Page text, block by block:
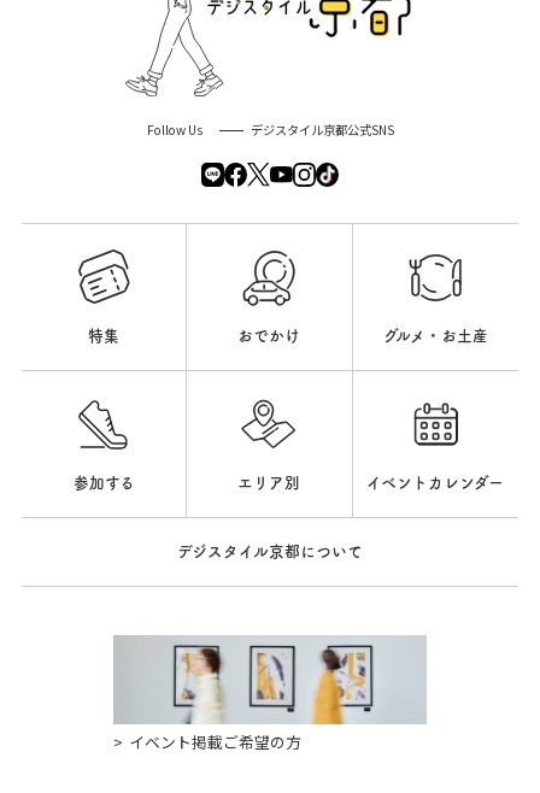
Follow Us デジスタイル京都公式SNS
特集 おでかけ グルメ・お土産
参加する エリア別 イベントカレンダー
デジスタイル京都について
イベント掲載ご希望の方